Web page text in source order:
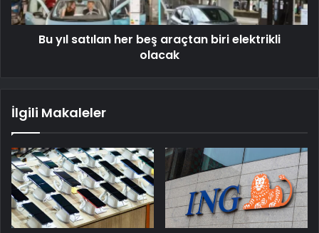
Bu yıl satılan her beş araçtan biri elektrikli
olacak
İlgili Makaleler